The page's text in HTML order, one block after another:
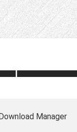
Manager